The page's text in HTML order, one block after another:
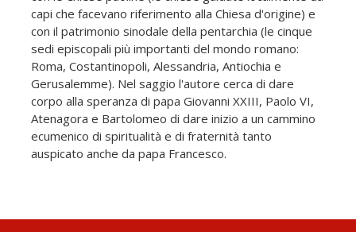
capi che facevano riferimento alla Chiesa d'origine) e
con il patrimonio sinodale della pentarchia (le cinque
sedi episcopali più importanti del mondo romano:
Roma, Costantinopoli, Alessandria, Antiochia e
Gerusalemme). Nel saggio l'autore cerca di dare
corpo alla speranza di papa Giovanni XXIII, Paolo VI,
Atenagora e Bartolomeo di dare inizio a un cammino
ecumenico di spiritualità e di fraternità tanto
auspicato anche da papa Francesco.